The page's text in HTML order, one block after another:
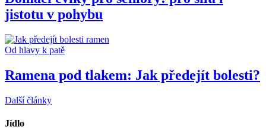
jistotu v pohybu
Od hlavy k patě
Ramena pod tlakem: Jak předejít bolesti?
Další články
Jídlo